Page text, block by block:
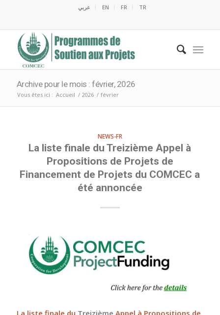
عربي EN FR TR
C
COMCE
C
Archive pour le mois : février, 2026
Vous êtes ici : Accueil / 2026 / février
NEWS-FR
La liste finale du Treizième Appel à
Propositions de Projets de
Financement de Projets du COMCEC a
été annoncée